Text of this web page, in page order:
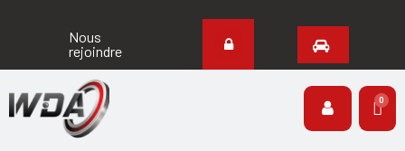
Nous
rejoindre